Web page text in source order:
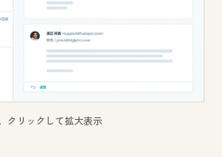
クリックして拡大表示